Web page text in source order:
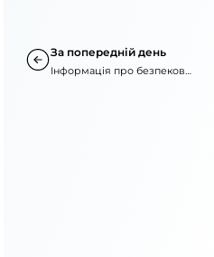
За попередній день
Інформація про безпекову